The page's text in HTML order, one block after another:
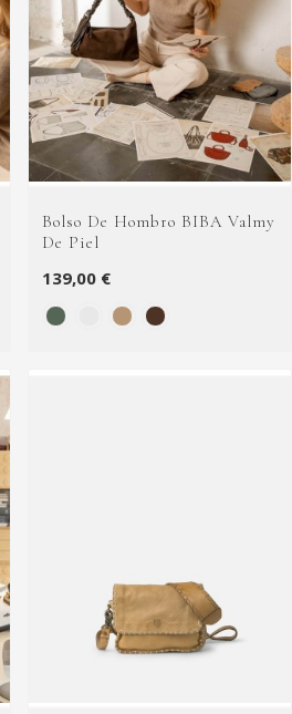
Bolso De Hombro BIBA Valmy
De Piel
139,00 €